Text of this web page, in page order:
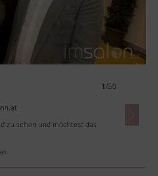
1/50
zu sehen und möchtest das